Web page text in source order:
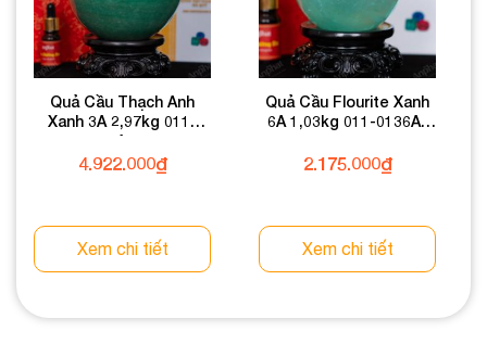
Quả Cầu Thạch Anh
Xanh 3A 2,97kg 011-
0933A-2,97
4.922.000₫
Xem chi tiết
Quả Cầu Flourite Xanh
6A 1,03kg 011-0136A-
2.175.000₫
Xem chi tiết